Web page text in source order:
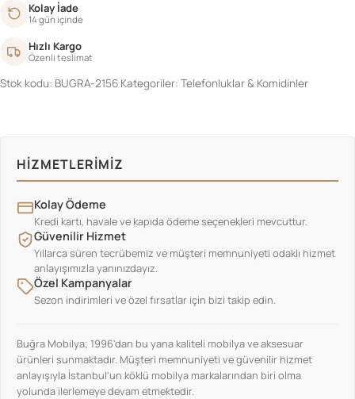
Kolay İade
14 gün içinde
Hızlı Kargo
Özenli teslimat
Stok kodu: BUGRA-2156 Kategoriler: Telefonluklar & Komidinler
HIZMETLERIMIZ
Kolay Ödeme
Kredi kartı, havale ve kapıda ödeme seçenekleri mevcuttur.
Güvenilir Hizmet
Yıllarca süren tecrübemiz ve müşteri memnuniyeti odaklı hizmet
anlayışımızla yanınızdayız.
Özel Kampanyalar
Sezon indirimleri ve özel fırsatlar için bizi takip edin.
Buğra Mobilya; 1996'dan bu yana kaliteli mobilya ve aksesuar
ürünleri sunmaktadır. Müşteri memnuniyeti ve güvenilir hizmet
anlayışıyla İstanbul'un köklü mobilya markalarından biri olma
yolunda ilerlemeye devam etmektedir.